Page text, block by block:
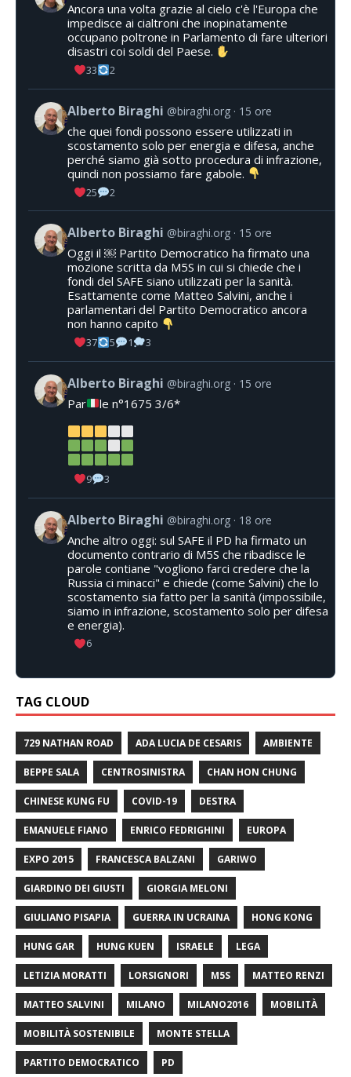
Ancora una volta grazie al cielo c'è l'Europa che
impedisce ai cialtroni che inopinatamente
occupano poltrone in Parlamento di fare ulteriori
disastri coi soldi del Paese.
33 2
Alberto Biraghi @biraghi.org 15 ore
che quei fondi possono essere utilizzati in
scostamento solo per energia e difesa, anche
perché siamo già sotto procedura di infrazione,
quindi non possiamo fare gabole.
25 2
Alberto Biraghi @biraghi.org 15 ore
Oggi il ￼ Partito Democratico ha firmato una
mozione scritta da M5S in cui si chiede che i
fondi del SAFE siano utilizzati per la sanità.
Esattamente come Matteo Salvini, anche i
parlamentari del Partito Democratico ancora
non hanno capito
37 5 1 3
Alberto Biraghi @biraghi.org 15 ore
Par le n°1675 3/6*
9 3
Alberto Biraghi @biraghi.org 18 ore
Anche altro oggi: sul SAFE il PD ha firmato un
documento contrario di M5S che ribadisce le
parole contiane "vogliono farci credere che la
Russia ci minacci" e chiede (come Salvini) che lo
scostamento sia fatto per la sanità (impossibile,
siamo in infrazione, scostamento solo per difesa
e energia).
6
TAG CLOUD
729 NATHAN ROAD ADA LUCIA DE CESARIS AMBIENTE
BEPPE SALA CENTROSINISTRA CHAN HON CHUNG
CHINESE KUNG FU COVID-19 DESTRA
EMANUELE FIANO ENRICO FEDRIGHINI EUROPA
EXPO 2015 FRANCESCA BALZANI GARIWO
GIARDINO DEI GIUSTI GIORGIA MELONI
GIULIANO PISAPIA GUERRA IN UCRAINA HONG KONG
HUNG GAR HUNG KUEN ISRAELE LEGA
LETIZIA MORATTI LORSIGNORI M5S MATTEO RENZI
MATTEO SALVINI MILANO MILANO2016 MOBILITÀ
MOBILITÀ SOSTENIBILE MONTE STELLA
PARTITO DEMOCRATICO PD